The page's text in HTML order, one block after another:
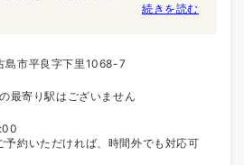
続きを読む
島市平良字下里1068-7
最寄り駅はございません
予約いただければ、時間外でも対応可